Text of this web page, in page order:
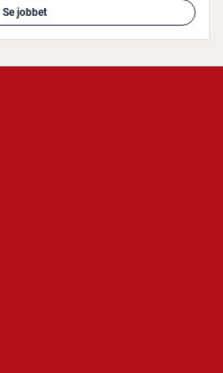
Se jobbet